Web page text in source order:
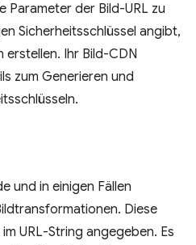
Parameter der Bild-URL zu
Sicherheitsschlüssel angibt,
erstellen. Ihr Bild-CDN
zum Generieren und
und in einigen Fällen
Diese
URL-String angegeben. Es